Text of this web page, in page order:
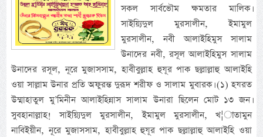
সকল সার্বভৌম ক্ষমতার মালিক।
সাইয়্যিদুল মুরসালীন, ইমামুল
মুরসালীন, নবী আলাইহিমুস সালাম
উনাদের নবী, রসূল আলাইহিমুস সালাম
উনাদের রসূল, নূরে মুজাসসাম, হাবীবুল্লাহ হুযূর পাক ছল্লাল্লাহু আলাইহি
ওয়া সাল্লাম উনার প্রতি অফুরন্ত দুরূদ শরীফ ও সালাম মুবারক। (১) হযরত
উম্মাহাতুল মু’মিনীন আলাইহিন্নাস সালাম উনারা ছিলেন মোট ১৩ জন।
সুবহানাল্লাহ! সাইয়্যিদুল মুরসালীন, ইমামুল মুরসালীন, খ¦াতামুন
নাবিইয়ীন, নূরে মুজাসসাম, হাবীবুল্লাহ হুযূর পাক ছল্লাল্লাহু আলাইহি ওয়া